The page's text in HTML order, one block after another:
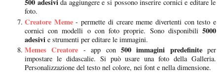
500 adesivida aggiungere e si possono inserire cornici e editare le
foto.
Creatore Meme- permette di creare meme divertenti con testo e
cornici con modelli o con foto proprie. Sono disponibili 5000
adesivi e strumenti per editare le immagini.
Memes Creatore - app con500 immagini predefiniteper
impostare le didascalie. Si può usare una foto della Galleria.
Personalizzazione del testo nel colore, nei font e nella dimensione.